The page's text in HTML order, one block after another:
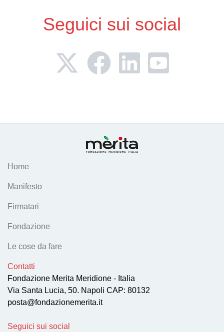
Seguici sui social
Home
Manifesto
Firmatari
Fondazione
Le cose da fare
Contatti
Fondazione Merita Meridione - Italia
Via Santa Lucia, 50. Napoli CAP: 80132
posta@fondazionemerita.it
Seguici sui social